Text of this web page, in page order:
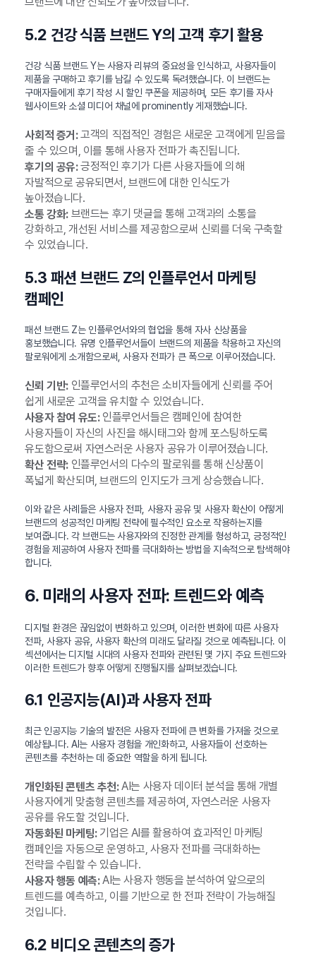
5.2 건강 식품 브랜드 Y의 고객 후기 활용
건강 식품 브랜드 Y는 사용자 리뷰의 중요성을 인식하고, 사용자들이
제품을 구매하고 후기를 남길 수 있도록 독려했습니다. 이 브랜드는
구매자들에게 후기 작성 시 할인 쿠폰을 제공하며, 모든 후기를 자사
웹사이트와 소셜 미디어 채널에 prominently 게재했습니다.
사회적 증거:고객의 직접적인 경험은 새로운 고객에게 믿음을
줄 수 있으며, 이를 통해 사용자 전파가 촉진됩니다.
후기의 공유:긍정적인 후기가 다른 사용자들에 의해
자발적으로 공유되면서, 브랜드에 대한 인식도가
높아졌습니다.
소통 강화:브랜드는 후기 댓글을 통해 고객과의 소통을
강화하고, 개선된 서비스를 제공함으로써 신뢰를 더욱 구축할
수 있었습니다.
5.3 패션 브랜드 Z의 인플루언서 마케팅
캠페인
패션 브랜드 Z는 인플루언서와의 협업을 통해 자사 신상품을
홍보했습니다. 유명 인플루언서들이 브랜드의 제품을 착용하고 자신의
팔로워에게 소개함으로써, 사용자 전파가 큰 폭으로 이루어졌습니다.
신뢰 기반:인플루언서의 추천은 소비자들에게 신뢰를 주어
쉽게 새로운 고객을 유치할 수 있었습니다.
사용자 참여 유도:인플루언서들은 캠페인에 참여한
사용자들이 자신의 사진을 해시태그와 함께 포스팅하도록
유도함으로써 자연스러운 사용자 공유가 이루어졌습니다.
확산 전략:인플루언서의 다수의 팔로워를 통해 신상품이
폭넓게 확산되며, 브랜드의 인지도가 크게 상승했습니다.
이와 같은 사례들은 사용자 전파, 사용자 공유 및 사용자 확산이 어떻게
브랜드의 성공적인 마케팅 전략에 필수적인 요소로 작용하는지를
보여줍니다. 각 브랜드는 사용자와의 진정한 관계를 형성하고, 긍정적인
경험을 제공하여 사용자 전파를 극대화하는 방법을 지속적으로 탐색해야
합니다.
6. 미래의 사용자 전파: 트렌드와 예측
디지털 환경은 끊임없이 변화하고 있으며, 이러한 변화에 따른 사용자
전파, 사용자 공유, 사용자 확산의 미래도 달라질 것으로 예측됩니다. 이
섹션에서는 디지털 시대의 사용자 전파와 관련된 몇 가지 주요 트렌드와
이러한 트렌드가 향후 어떻게 진행될지를 살펴보겠습니다.
6.1 인공지능(AI)과 사용자 전파
최근 인공지능 기술의 발전은 사용자 전파에 큰 변화를 가져올 것으로
예상됩니다. AI는 사용자 경험을 개인화하고, 사용자들이 선호하는
콘텐츠를 추천하는 데 중요한 역할을 하게 됩니다.
개인화된 콘텐츠 추천:AI는 사용자 데이터 분석을 통해 개별
사용자에게 맞춤형 콘텐츠를 제공하여, 자연스러운 사용자
공유를 유도할 것입니다.
자동화된 마케팅:기업은 AI를 활용하여 효과적인 마케팅
캠페인을 자동으로 운영하고, 사용자 전파를 극대화하는
전략을 수립할 수 있습니다.
사용자 행동 예측:AI는 사용자 행동을 분석하여 앞으로의
트렌드를 예측하고, 이를 기반으로 한 전파 전략이 가능해질
것입니다.
6.2 비디오 콘텐츠의 증가